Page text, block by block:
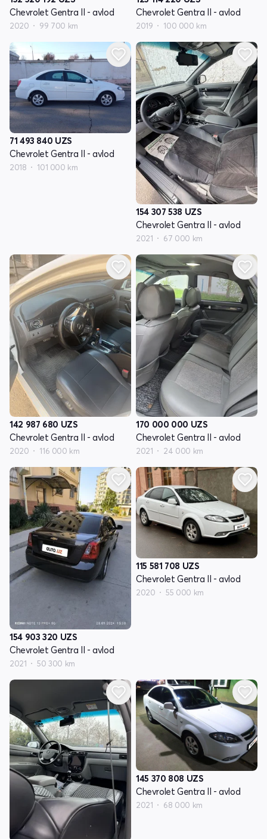
Chevrolet Gentra II - avlod
2020 99 700 km
Chevrolet Gentra II - avlod
2019 100 000 km
71 493 840 UZS
Chevrolet Gentra II - avlod
2018 101 000 km
154 307 538 UZS
Chevrolet Gentra II - avlod
2021 67 000 km
142 987 680 UZS
Chevrolet Gentra II - avlod
2020 116 000 km
170 000 000 UZS
Chevrolet Gentra II - avlod
2021 24 000 km
154 903 320 UZS
Chevrolet Gentra II - avlod
2021 50 300 km
115 581 708 UZS
Chevrolet Gentra II - avlod
2020 55 000 km
145 370 808 UZS
Chevrolet Gentra II - avlod
2021 68 000 km